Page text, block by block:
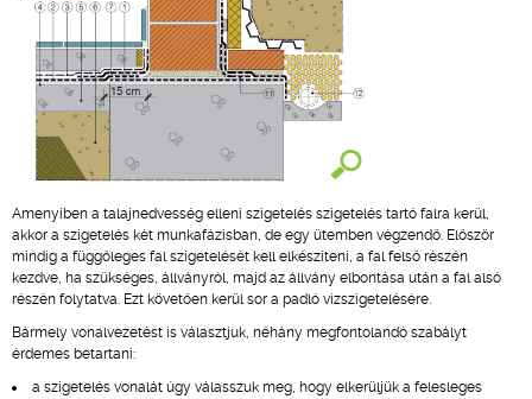
Amenyiben a talajnedvesség elleni szigetelés szigetelés tartó falra kerül,
akkor a szigetelés két munkafázisban, de egy ütemben végzendő. Először
mindig a függőleges fal szigetelését kell elkészíteni, a fal felső részén
kezdve, ha szükséges, állványról, majd az állvány elbontása után a fal alsó
részén folytatva. Ezt követően kerül sor a padló vízszigetelésére.
Bármely vonalvezetést is választjuk, néhány megfontolandó szabályt
érdemes betartani:
a szigetelés vonalát úgy válasszuk meg, hogy elkerüljük a felesleges